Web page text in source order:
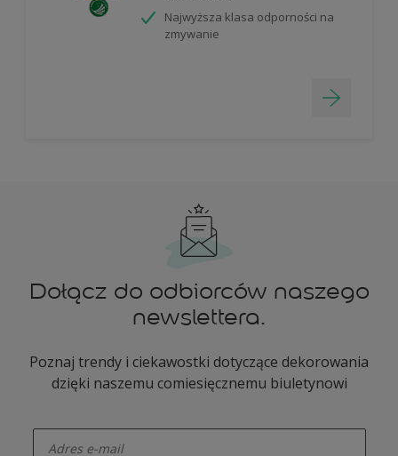
Najwyższa klasa odporności na
zmywanie
Dołącz do odbiorców naszego
newslettera.
Poznaj trendy i ciekawostki dotyczące dekorowania
dzięki naszemu comiesięcznemu biuletynowi